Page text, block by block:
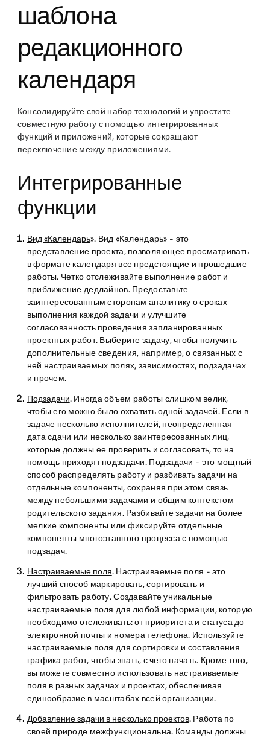
шаблона
редакционного
календаря
Консолидируйте свой набор технологий и упростите
совместную работу с помощью интегрированных
функций и приложений, которые сокращают
переключение между приложениями.
Интегрированные
функции
Вид «Календарь». Вид «Календарь» - это
представление проекта, позволяющее просматривать
в формате календаря все предстоящие и прошедшие
работы. Четко отслеживайте выполнение работ и
приближение дедлайнов. Предоставьте
заинтересованным сторонам аналитику о сроках
выполнения каждой задачи и улучшите
согласованность проведения запланированных
проектных работ. Выберите задачу, чтобы получить
дополнительные сведения, например, о связанных с
ней настраиваемых полях, зависимостях, подзадачах
и прочем.
Подзадачи. Иногда объем работы слишком велик,
чтобы его можно было охватить одной задачей. Если в
задаче несколько исполнителей, неопределенная
дата сдачи или несколько заинтересованных лиц,
которые должны ее проверить и согласовать, то на
помощь приходят подзадачи. Подзадачи - это мощный
способ распределять работу и разбивать задачи на
отдельные компоненты, сохраняя при этом связь
между небольшими задачами и общим контекстом
родительского задания. Разбивайте задачи на более
мелкие компоненты или фиксируйте отдельные
компоненты многоэтапного процесса с помощью
подзадач.
Настраиваемые поля. Настраиваемые поля - это
лучший способ маркировать, сортировать и
фильтровать работу. Создавайте уникальные
настраиваемые поля для любой информации, которую
необходимо отслеживать: от приоритета и статуса до
электронной почты и номера телефона. Используйте
настраиваемые поля для сортировки и составления
графика работ, чтобы знать, с чего начать. Кроме того,
вы можете совместно использовать настраиваемые
поля в разных задачах и проектах, обеспечивая
единообразие в масштабах всей организации.
Добавление задачи в несколько проектов. Работа по
своей природе межфункциональна. Команды должны